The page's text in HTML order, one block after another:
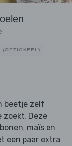
(OPTIONEEL)
beetje zelf
zoekt. Deze
maïs en
een paar extra